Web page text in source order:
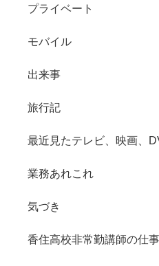
プライベート
モバイル
出来事
旅行記
最近見たテレビ、映画、
業務あれこれ
気づき
香住高校非常勤講師の仕事